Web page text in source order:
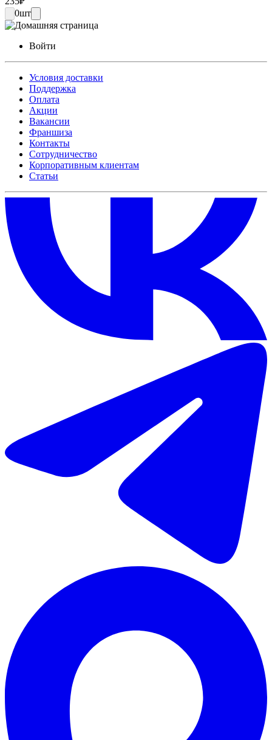
0шт
Войти
Условия доставки
Поддержка
Оплата
Акции
Вакансии
Франшиза
Контакты
Сотрудничество
Корпоративным клиентам
Статьи